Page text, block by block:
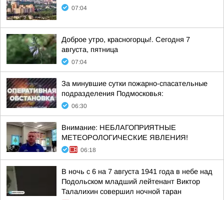
07:04
Доброе утро, красногорцы!. Сегодня 7
августа, пятница
07:04
За минувшие сутки пожарно-спасательные
подразделения Подмосковья:
06:30
Внимание: НЕБЛАГОПРИЯТНЫЕ
МЕТЕОРОЛОГИЧЕСКИЕ ЯВЛЕНИЯ!
06:18
В ночь с 6 на 7 августа 1941 года в небе над
Подольском младший лейтенант Виктор
Талалихин совершил ночной таран